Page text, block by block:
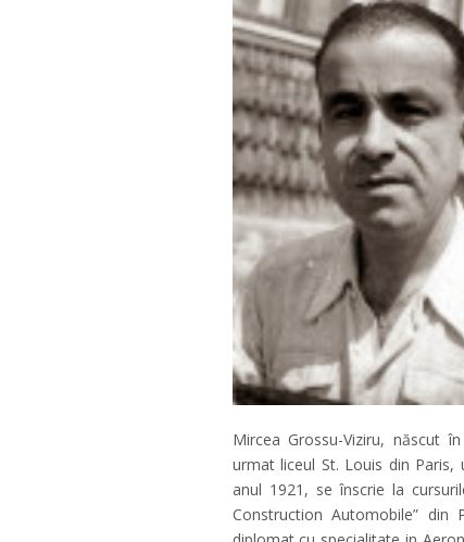
Mircea Grossu-Viziru, născut
urmat liceul St. Louis din
anul 1921, se înscrie la
Construction Automobile”